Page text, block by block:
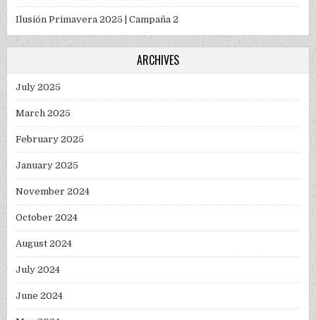
Ilusión Primavera 2025 | Campaña 2
ARCHIVES
July 2025
March 2025
February 2025
January 2025
November 2024
October 2024
August 2024
July 2024
June 2024